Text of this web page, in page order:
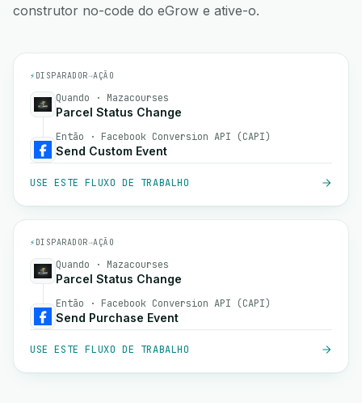
construtor no-code do eGrow e ative-o.
⚡ DISPARADOR→AÇÃO
Quando · Mazacourses
Parcel Status Change
Então · Facebook Conversion API (CAPI)
Send Custom Event
USE ESTE FLUXO DE TRABALHO
⚡ DISPARADOR→AÇÃO
Quando · Mazacourses
Parcel Status Change
Então · Facebook Conversion API (CAPI)
Send Purchase Event
USE ESTE FLUXO DE TRABALHO